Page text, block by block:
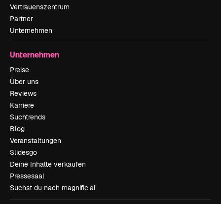
Vertrauenszentrum
Partner
Unternehmen
Unternehmen
Preise
Über uns
Reviews
Karriere
Suchtrends
Blog
Veranstaltungen
Slidesgo
Deine Inhalte verkaufen
Pressesaal
Suchst du nach magnific.ai